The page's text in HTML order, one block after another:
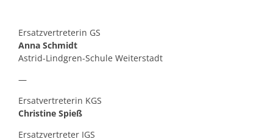
Ersatzvertreterin GS
Anna Schmidt
Astrid-Lindgren-Schule Weiterstadt
—
Ersatvertreterin KGS
Christine Spieß
Ersatzvertreter IGS